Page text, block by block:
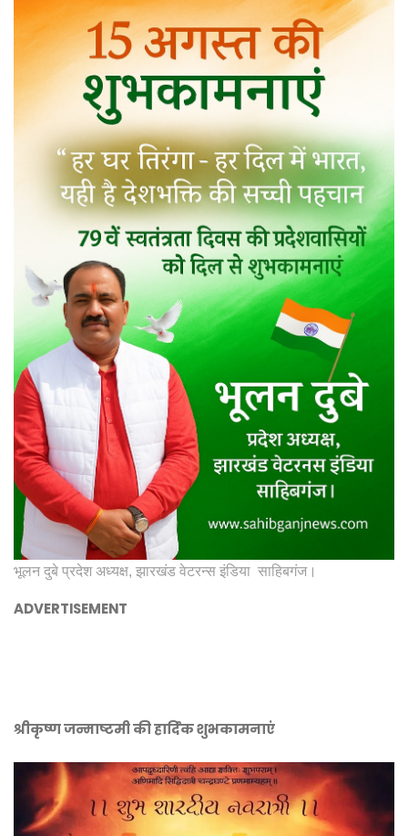
भूलन दुबे प्रदेश अध्यक्ष, झारखंड वेटरन्स इंडिया साहिबगंज।
ADVERTISEMENT
श्रीकृष्ण जन्माष्टमी की हार्दिक शुभकामनाएं